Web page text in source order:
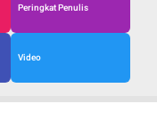
Peringkat Penulis
Video